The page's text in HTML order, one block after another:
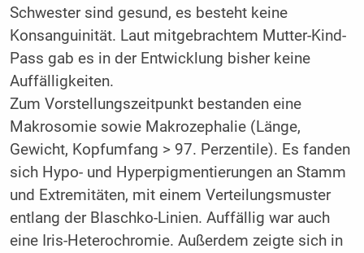
Schwester sind gesund, es besteht keine
Konsanguinität. Laut mitgebrachtem Mutter-Kind-
Pass gab es in der Entwicklung bisher keine
Auffälligkeiten.
Zum Vorstellungszeitpunkt bestanden eine
Makrosomie sowie Makrozephalie (Länge,
Gewicht, Kopfumfang > 97. Perzentile). Es fanden
sich Hypo- und Hyperpigmentierungen an Stamm
und Extremitäten, mit einem Verteilungsmuster
entlang der Blaschko-Linien. Auffällig war auch
eine Iris-Heterochromie. Außerdem zeigte sich in